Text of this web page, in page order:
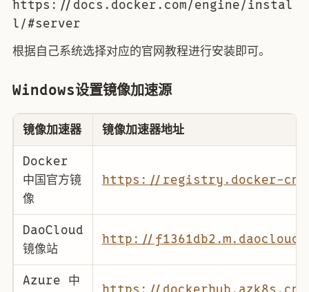
https://docs.docker.com/engine/instal
l/#server
根据自己系统选择对应的官网教程进行安装即可。
Windows设置镜像加速源
镜像加速器
镜像加速器地址
Docker
中国官方镜
像
https://registry.docker-
DaoCloud
镜像站
http://
Azure 中